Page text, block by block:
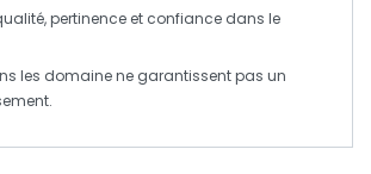
,pertinence et confiance dans le
les domainene garantissent pas un